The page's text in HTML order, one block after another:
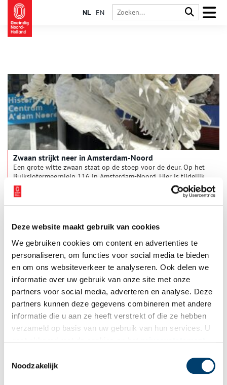
Deze website maakt gebruik van cookies
We gebruiken cookies om content en advertenties te
personaliseren, om functies voor social media te bieden
en om ons websiteverkeer te analyseren. Ook delen we
informatie over uw gebruik van onze site met onze
partners voor social media, adverteren en analyse. Deze
partners kunnen deze gegevens combineren met andere
informatie die u aan ze heeft verstrekt of die ze hebben
verzameld op basis van uw gebruik van hun services. U
Noodzakelijk
NL EN
Zwaan strijkt neer in Amsterdam-Noord
Een grote witte zwaan staat op de stoep voor de deur. Op het
Buikslotermeerplein 116 in Amsterdam-Noord. Hier is tijdelijk
het Historisch Centrum Amsterdam-Noord neergestreken. Een
pop-up museum waarin het verhaal van de groei van dit deel
van de hoofdstad wordt verteld. Van de pioniers die zich
grootse plannen voor toekomstige hoogbouw aan het IJ.
Ommetje Halfweg: storm, stoom, schuiten en suikerbieten
Je rijdt er langs, je vaart er voorbij, je vliegt er overheen, maar
stap eens even uit de trein. Halverwege Amsterdam en
doorgaande verkeer wurmde zich door de flessenhals. Ga (in
gedachten) mee op een ommetje door Halfweg met het verhaal